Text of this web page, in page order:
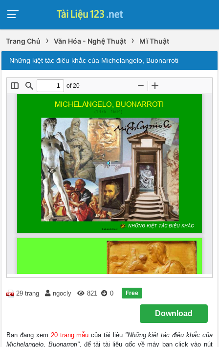
Trang Chủ › Văn Hóa - Nghệ Thuật › Mĩ Thuật
Những kiệt tác điêu khắc của Michelangelo, Buonarroti
29 trang ngocly 821 0 Free
Download
Bạn đang xem 20 trang mẫu của tài liệu "Những kiệt tác điêu khắc của
Michelangelo, Buonarroti", để tải tài liệu gốc về máy bạn click vào nút